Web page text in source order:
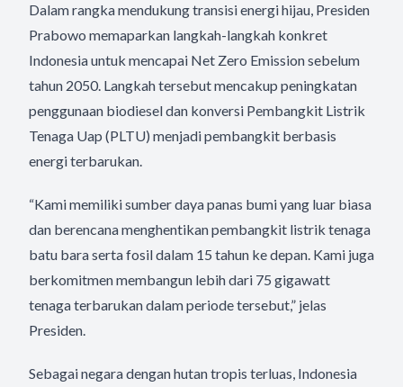
Dalam rangka mendukung transisi energi hijau, Presiden
Prabowo memaparkan langkah-langkah konkret
Indonesia untuk mencapai Net Zero Emission sebelum
tahun 2050. Langkah tersebut mencakup peningkatan
penggunaan biodiesel dan konversi Pembangkit Listrik
Tenaga Uap (PLTU) menjadi pembangkit berbasis
energi terbarukan.
“Kami memiliki sumber daya panas bumi yang luar biasa
dan berencana menghentikan pembangkit listrik tenaga
batu bara serta fosil dalam 15 tahun ke depan. Kami juga
berkomitmen membangun lebih dari 75 gigawatt
tenaga terbarukan dalam periode tersebut,” jelas
Presiden.
Sebagai negara dengan hutan tropis terluas, Indonesia